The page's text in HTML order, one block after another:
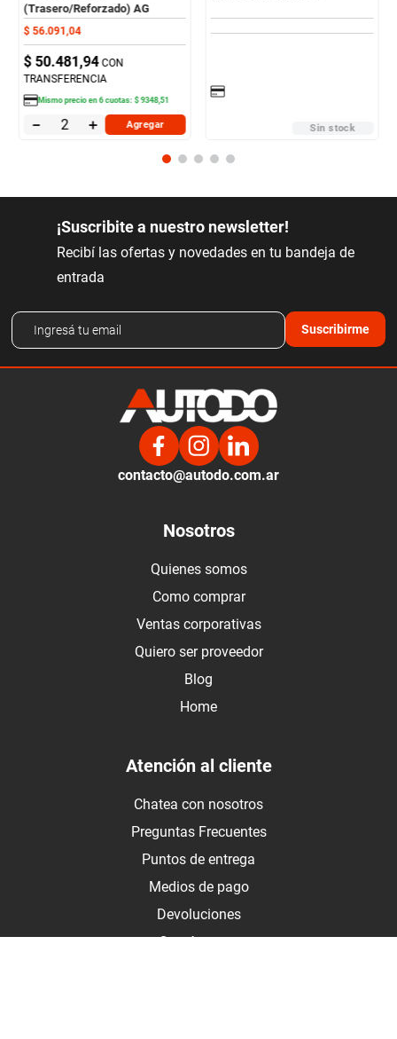
(Trasero/Reforzado) AG
$ 56.091 ,04
$ 50.481,94 CON
TRANSFERENCIA
Mismo precio en6cuotas:$ 9348,51
＋
－ Agregar Sin stock
¡Suscribite a nuestro newsletter!
Recibí las ofertas y novedades en tu bandeja de
entrada
Suscribirme
contacto@autodo.com.ar
Nosotros
Quienes somos
Como comprar
Ventas corporativas
Quiero ser proveedor
Blog
Home
Atención al cliente
Chatea con nosotros
Preguntas Frecuentes
Puntos de entrega
Medios de pago
Devoluciones
Contáctanos